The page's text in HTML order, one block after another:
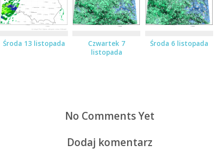
Środa 13 listopada
Czwartek 7
listopada
Środa 6 listopada
No Comments Yet
Dodaj komentarz